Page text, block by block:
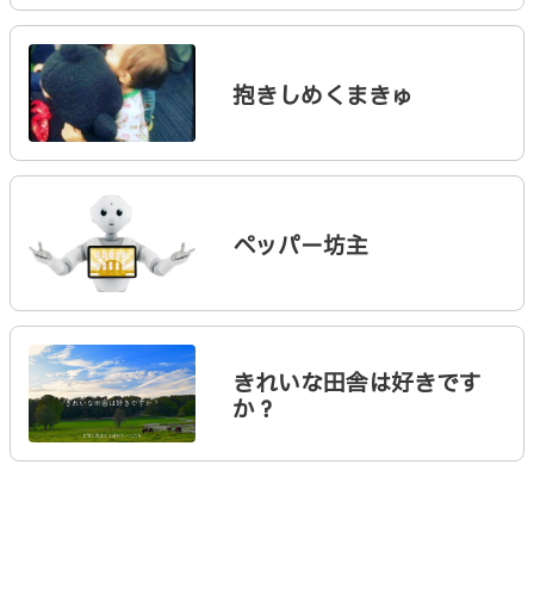
抱きしめくまきゅ
ペッパー坊主
きれいな田舎は好きです
か？